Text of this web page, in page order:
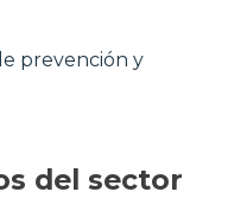
prevención y
del sector